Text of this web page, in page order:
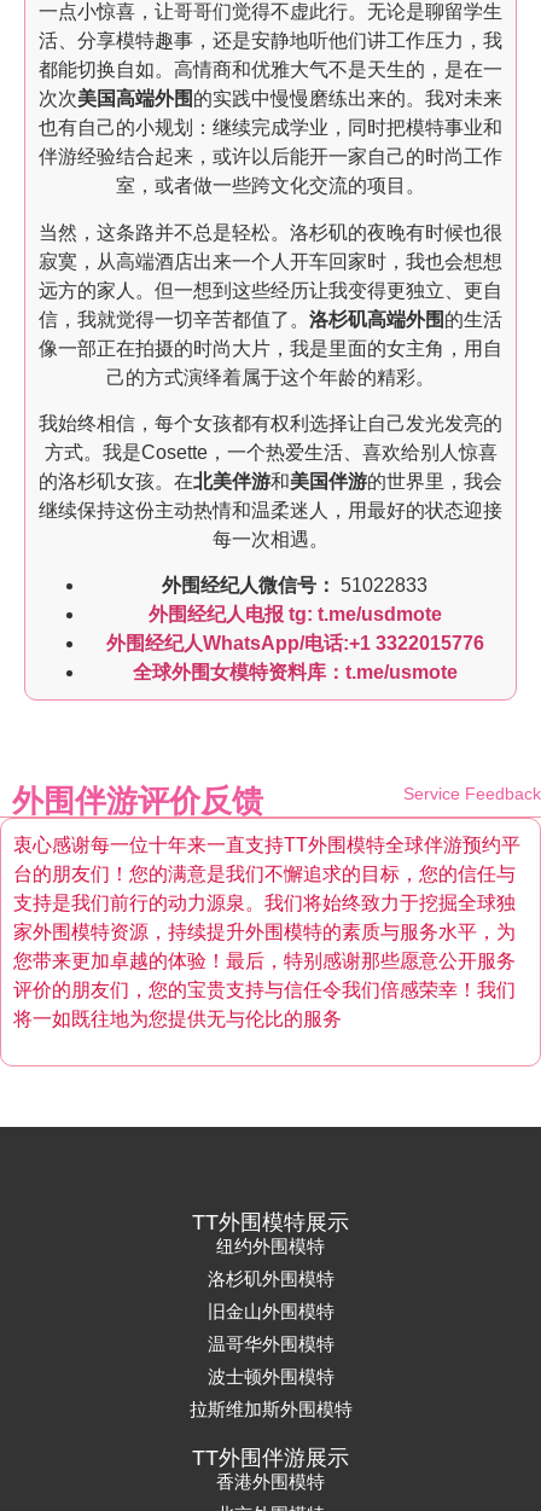
一点小惊喜，让哥哥们觉得不虚此行。无论是聊留学生
活、分享模特趣事，还是安静地听他们讲工作压力，我
都能切换自如。高情商和优雅大气不是天生的，是在一
次次美国高端外围 的实践中慢慢磨练出来的。我对未来
也有自己的小规划：继续完成学业，同时把模特事业和
伴游经验结合起来，或许以后能开一家自己的时尚工作
室，或者做一些跨文化交流的项目。
当然，这条路并不总是轻松。洛杉矶的夜晚有时候也很
寂寞，从高端酒店出来一个人开车回家时，我也会想想
远方的家人。但一想到这些经历让我变得更独立、更自
信，我就觉得一切辛苦都值了。 洛杉矶高端外围 的生活
像一部正在拍摄的时尚大片，我是里面的女主角，用自
己的方式演绎着属于这个年龄的精彩。
我始终相信，每个女孩都有权利选择让自己发光发亮的
方式。我是Cosette，一个热爱生活、喜欢给别人惊喜
的洛杉矶女孩。在北美伴游和美国伴游的世界里，我会
继续保持这份主动热情和温柔迷人，用最好的状态迎接
每一次相遇。
外围经纪人微信号： 51022833
外围经纪人电报 tg: t.me/usdmote
外围经纪人WhatsApp/电话:+1 3322015776
全球外围女模特资料库：t.me/usmote
外围伴游评价反馈 Service Feedback
衷心感谢每一位十年来一直支持TT外围模特全球伴游预约平
台的朋友们！您的满意是我们不懈追求的目标，您的信任与
支持是我们前行的动力源泉。我们将始终致力于挖掘全球独
家外围模特资源，持续提升外围模特的素质与服务水平，为
您带来更加卓越的体验！最后，特别感谢那些愿意公开服务
评价的朋友们，您的宝贵支持与信任令我们倍感荣幸！我们
将一如既往地为您提供无与伦比的服务
TT外围模特展示
纽约外围模特
洛杉矶外围模特
旧金山外围模特
温哥华外围模特
波士顿外围模特
拉斯维加斯外围模特
TT外围伴游展示
香港外围模特